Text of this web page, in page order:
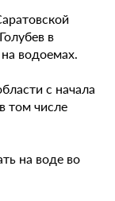
в
водоемах.
с начала
том числе
на воде во